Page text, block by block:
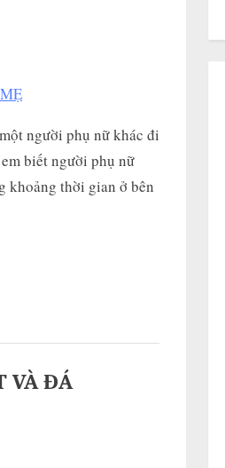
người phụ nữ khác đi
biết người phụ nữ
khoảng thời gian ở bên
VÀ ĐÁ